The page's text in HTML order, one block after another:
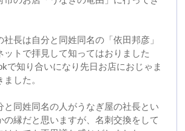
降りて車で５分と交通の便も非常に
さい！
も美味しいです！